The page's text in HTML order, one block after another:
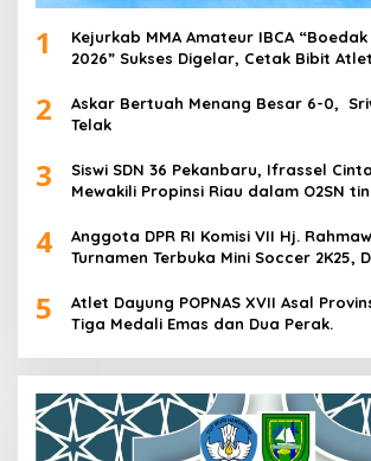
1
Kejurkab MMA Amateur IBCA
2026” Sukses Digelar, Cetak Bibit
2
Askar Bertuah Menang Besar 6-0,
Telak
3
Siswi SDN 36 Pekanbaru, Ifrassel
Mewakili Propinsi Riau dalam O2SN
4
Anggota DPR RI Komisi VII Hj.
Turnamen Terbuka Mini Soccer 2K25,
5
Atlet Dayung POPNAS XVII Asal
Tiga Medali Emas dan Dua Perak.